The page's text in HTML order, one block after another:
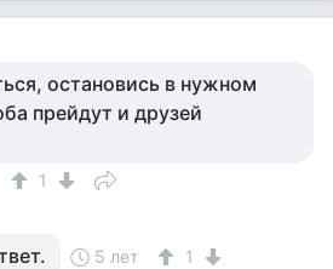
остановись в нужном
прейдут и друзей
1
5 лет 1